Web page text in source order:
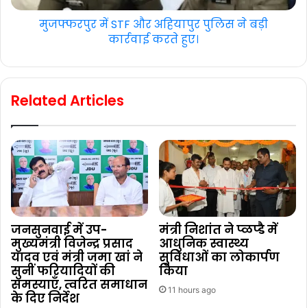
मुजफ्फरपुर में STF और अहियापुर पुलिस ने बड़ी
कार्रवाई करते हुए।
Related Articles
जनसुनवाई में उप-
मुख्यमंत्री विजेन्द्र प्रसाद
यादव एवं मंत्री जमा खां ने
सुनीं फरियादियों की
समस्याएँ, त्वरित समाधान
के दिए निर्देश
मंत्री निशांत ने प्ळप्डै में
आधुनिक स्वास्थ्य
सुविधाओं का लोकार्पण
किया
11 hours ago